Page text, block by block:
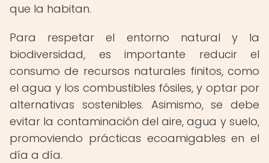
que la habitan.
Para respetar el entorno natural y la
biodiversidad, es importante reducir el
consumo de recursos naturales finitos, como
el agua y los combustibles fósiles, y optar por
alternativas sostenibles. Asimismo, se debe
evitar la contaminación del aire, agua y suelo,
promoviendo prácticas ecoamigables en el
día a día.